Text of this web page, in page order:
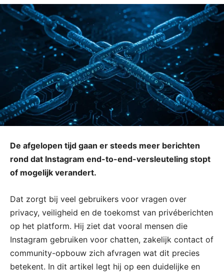
De afgelopen tijd gaan er steeds meer berichten
rond dat Instagram end-to-end-versleuteling stopt
of mogelijk verandert.
Dat zorgt bij veel gebruikers voor vragen over
privacy, veiligheid en de toekomst van privéberichten
op het platform. Hij ziet dat vooral mensen die
Instagram gebruiken voor chatten, zakelijk contact of
community-opbouw zich afvragen wat dit precies
betekent. In dit artikel legt hij op een duidelijke en